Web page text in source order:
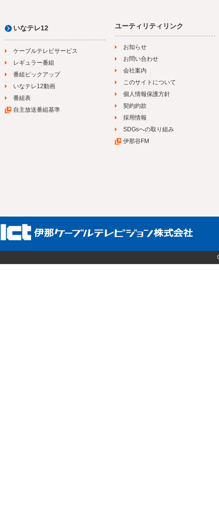
いなテレ12
ケーブルテレビサービス
レギュラー番組
番組ピックアップ
いなテレ12動画
番組表
自主放送番組基準
ユーティリティリンク
お知らせ
お問い合わせ
会社案内
このサイトについて
個人情報保護方針
契約約款
採用情報
SDGsへの取り組み
伊那谷FM